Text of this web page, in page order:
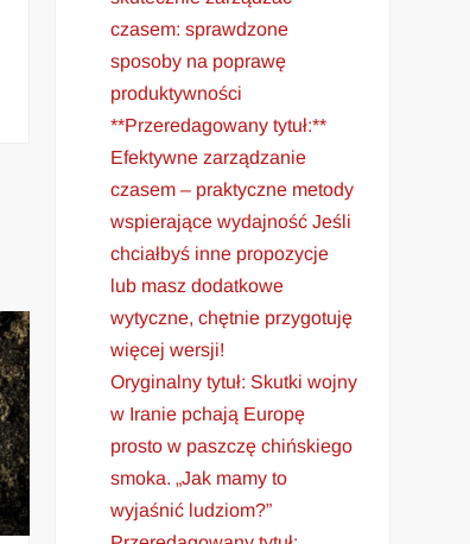
czasem: sprawdzone
sposoby na poprawę
produktywności
**Przeredagowany tytuł:**
Efektywne zarządzanie
czasem – praktyczne metody
wspierające wydajność Jeśli
chciałbyś inne propozycje
lub masz dodatkowe
wytyczne, chętnie przygotuję
więcej wersji!
Oryginalny tytuł: Skutki wojny
w Iranie pchają Europę
prosto w paszczę chińskiego
smoka. „Jak mamy to
wyjaśnić ludziom?”